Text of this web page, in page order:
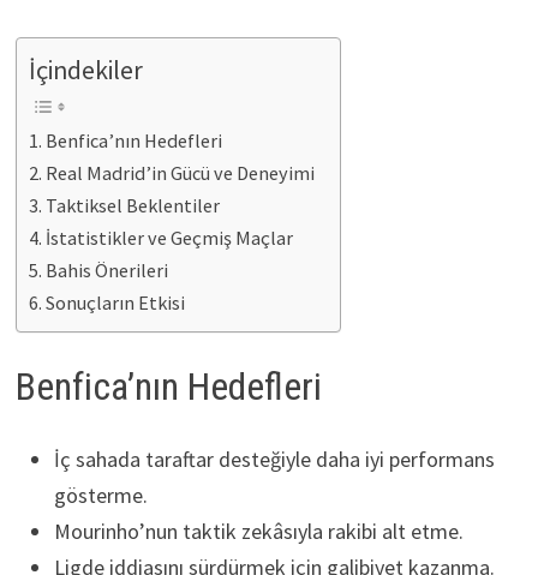
İçindekiler
Benfica’nın Hedefleri
Real Madrid’in Gücü ve Deneyimi
Taktiksel Beklentiler
İstatistikler ve Geçmiş Maçlar
Bahis Önerileri
Sonuçların Etkisi
Benfica’nın Hedefleri
İç sahada taraftar desteğiyle daha iyi performans
gösterme.
Mourinho’nun taktik zekâsıyla rakibi alt etme.
Ligde iddiasını sürdürmek için galibiyet kazanma.